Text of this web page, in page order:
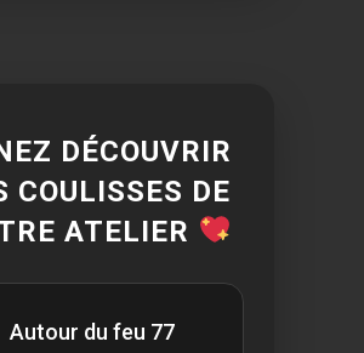
DÉCOUVRIR
COULISSES DE
ATELIER
Autour du feu 77